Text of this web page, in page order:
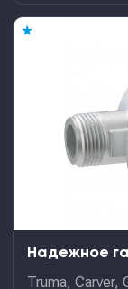
★
Надежное
Truma, Carver,